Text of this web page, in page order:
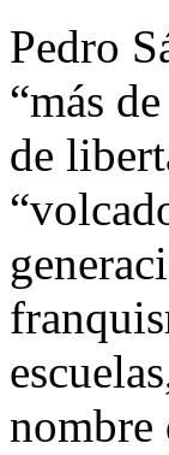
Pedro
“más
de
nombre